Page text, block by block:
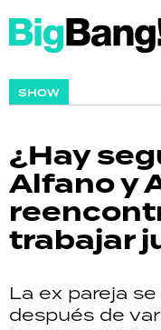
SHOW
¿Hay
Alfano y
trabajar
La ex pareja
después de
SHOW
GRAN